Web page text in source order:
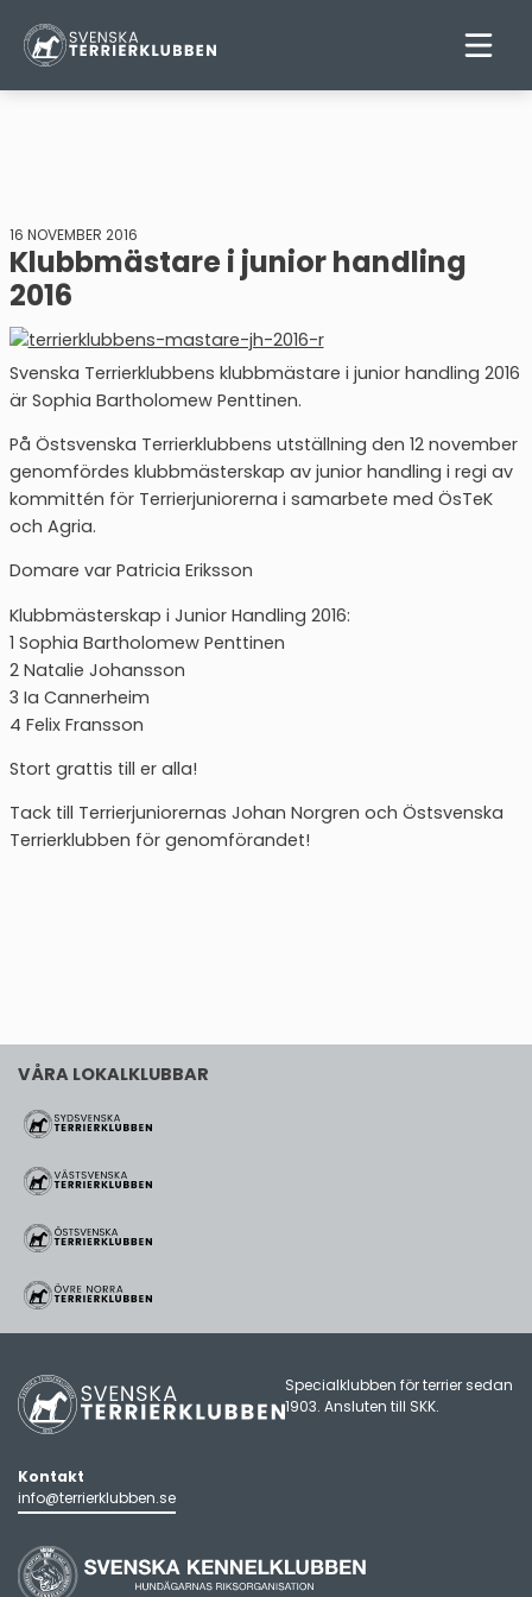
16 NOVEMBER 2016
Klubbmästare i junior handling
2016
Svenska Terrierklubbens klubbmästare i junior handling 2016
är Sophia Bartholomew Penttinen.
På Östsvenska Terrierklubbens utställning den 12 november
genomfördes klubbmästerskap av junior handling i regi av
kommittén för Terrierjuniorerna i samarbete med ÖsTeK
och Agria.
Domare var Patricia Eriksson
Klubbmästerskap i Junior Handling 2016:
1 Sophia Bartholomew Penttinen
2 Natalie Johansson
3 Ia Cannerheim
4 Felix Fransson
Stort grattis till er alla!
Tack till Terrierjuniorernas Johan Norgren och Östsvenska
Terrierklubben för genomförandet!
VÅRA LOKALKLUBBAR
Specialklubben för terrier sedan
1903. Ansluten till SKK.
Kontakt
info@terrierklubben.se